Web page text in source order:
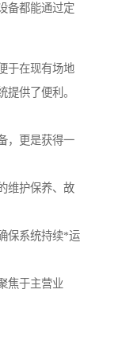
备都能通过定
于在现有场地
提供了便利。
，更是获得一
维护保养、故
保系统持续*运
焦于主营业